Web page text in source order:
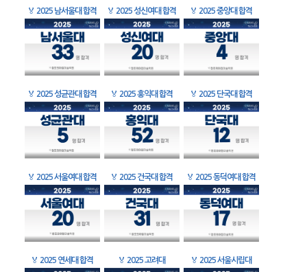
🏅 2025 남서울대 합격 🏅 2025 성신여대 합격 🏅 2025 중앙대 합격
🏅 2025 성균관대 합격 🏅 2025 홍익대 합격 🏅 2025 단국대 합격
🏅 2025 서울여대 합격 🏅 2025 건국대 합격 🏅 2025 동덕여대 합격
🏅 2025 연세대 합격 🏅 2025 고려대 🏅 2025 서울시립대